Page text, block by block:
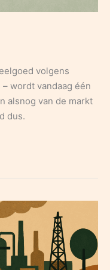
volgens
wordt vandaag één
alsnog van de markt
dus.